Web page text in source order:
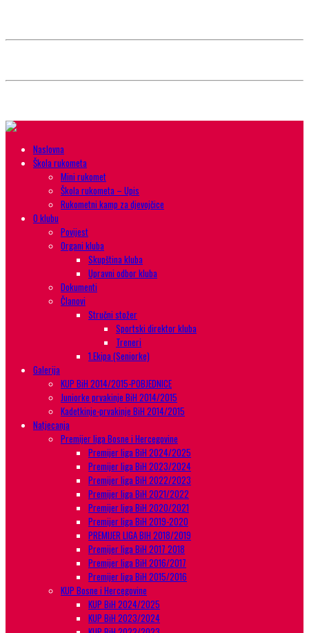
Naslovna
Škola rukometa
Mini rukomet
Škola rukometa – Upis
Rukometni kamp za djevojčice
O klubu
Povijest
Organi kluba
Skupština kluba
Upravni odbor kluba
Dokumenti
Članovi
Stručni stožer
Sportski direktor kluba
Treneri
1.Ekipa (Seniorke)
Galerija
KUP BiH 2014/2015-POBJEDNICE
Juniorke prvakinje BiH 2014/2015
Kadetkinje-prvakinje BiH 2014/2015
Natjecanja
Premijer liga Bosne i Hercegovine
Premijer liga BiH 2024/2025
Premijer liga BiH 2023/2024
Premijer liga BiH 2022/2023
Premijer liga BiH 2021/2022
Premijer liga BiH 2020/2021
Premijer liga BiH 2019-2020
PREMIJER LIGA BIH 2018/2019
Premijer liga BiH 2017 2018
Premijer liga BiH 2016/2017
Premijer liga BiH 2015/2016
KUP Bosne i Hercegovine
KUP BiH 2024/2025
KUP BiH 2023/2024